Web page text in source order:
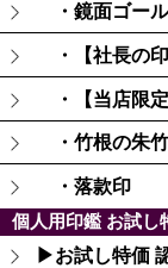
・鏡面ゴー
・【社長の
・【当店限定
・竹根の朱
・落款印
個人用印鑑 お試し
▶お試し特価